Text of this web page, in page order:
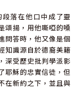
落在他口中成了靈
頌揚，用他嘶啞的嗓
問答時，他又像是個
知識源自於德裔美籍
深受歷史批判學派影
耶穌的忠實信徒，但
在新約之下，並且與